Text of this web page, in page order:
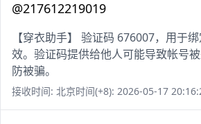
@217612219019
【穿衣助手】 验证码 676007，用于
效。验证码提供给他人可能导致帐号
防被骗。
接收时间: 北京时间(+8): 2026-05-17